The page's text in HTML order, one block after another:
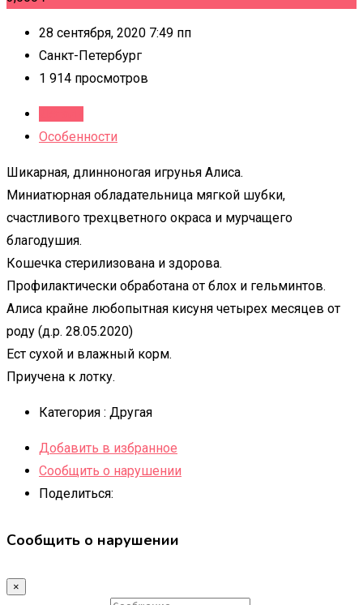
28 сентября, 2020 7:49 пп
Санкт-Петербург
1 914 просмотров
Особенности
Шикарная, длинноногая игрунья Алиса.
Миниатюрная обладательница мягкой шубки,
счастливого трехцветного окраса и мурчащего
благодушия.
Кошечка стерилизована и здорова.
Профилактически обработана от блох и гельминтов.
Алиса крайне любопытная кисуня четырех месяцев от
роду (д.р. 28.05.2020)
Ест сухой и влажный корм.
Приучена к лотку.
Категория : Другая
Добавить в избранное
Сообщить о нарушении
Поделиться:
Сообщить о нарушении
×